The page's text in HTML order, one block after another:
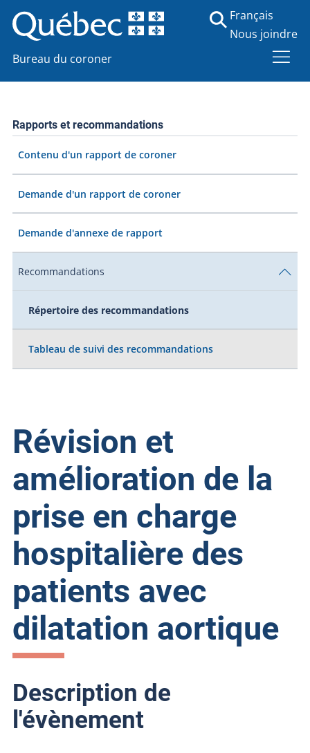
Bureau du coroner
Français
Nous joindre
Rapports et recommandations
Contenu d'un rapport de coroner
Demande d'un rapport de coroner
Demande d'annexe de rapport
Recommandations
Répertoire des recommandations
Tableau de suivi des recommandations
Révision et
amélioration de la
prise en charge
hospitalière des
patients avec
dilatation aortique
Description de
l'évènement